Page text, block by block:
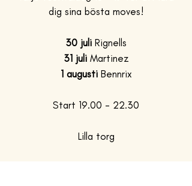
dig sina bösta moves!
30 juli Rignells
31 juliMartinez
1 augustiBennrix
Start 19.00 - 22.30
Lilla torg